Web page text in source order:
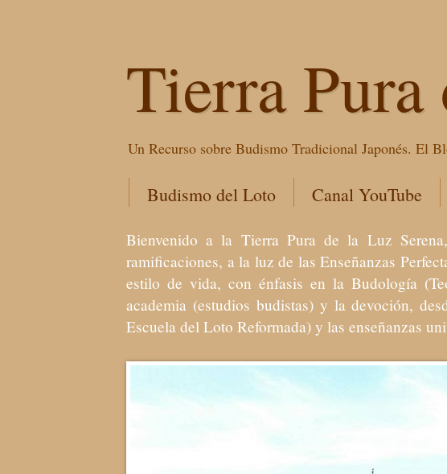
Tierra Pura
Un Recurso sobre Budismo Tradicional Japonés. El
Budismo del Loto Canal YouTube
Bienvenido a la Tierra Pura de la Luz
ramificaciones, a la luz de las Enseñanzas
estilo de vida, con énfasis en la Budología
academia (estudios budistas) y la devoción,
Escuela del Loto Reformada) y las enseñanzas